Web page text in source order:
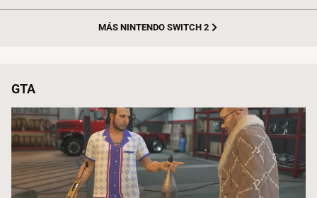
MÁS NINTENDO SWITCH 2
GTA